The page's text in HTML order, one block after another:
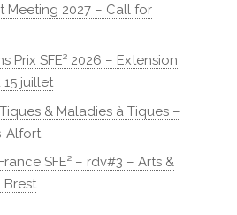
Meeting 2027 – Call for
Prix SFE² 2026 – Extension
juillet
& Maladies à Tiques –
Alfort
SFE² – rdv#3 – Arts &
Brest